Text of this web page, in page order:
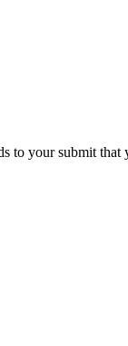
to your submit that